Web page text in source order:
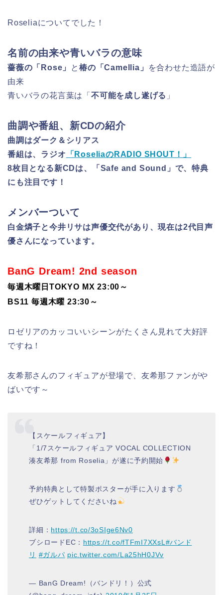
Roseliaについてでした！
名前の由来や青いバラの意味
薔薇の「Rose」 と椿の「Camellia」
を合わせた造語が
由来
青いバラの花言葉は「 不可能を成し遂げる 」
曲調や番組、新CDの紹介
曲調はダーク＆シリアス
番組は、ラジオ 「RoseliaのRADIO SHOUT！」
8枚目となる新CDは、「Safe and Sound」で、特典
にも注目です！
メンバーついて
白金燐子と今井リサは声優交代があり、現在は2代目声
優さんになっています。
BanG Dream! 2nd season
毎週木曜日TOKYO MX 23:00～
BS11 毎週木曜 23:30～
ロゼリアのカッコいいシーンがたくさん見れて大好評
ですね！
友希那さんのフィギュアが登場で、友希那ファンがや
ばいです～
【スケールフィギュア】
「1/7スケールフィギュア VOCAL COLLECTION
湊友希那 from Roselia」が遂に予約開始
予約特典として特製ポスターが手に入ります
ぜひゲットしてくださいね
詳細： https://t.co/3oSIge6Nv0
ブシロードEC： https://t.co/fTFmI7XXsL#バンド
リ #ガルパ pic.twitter.com/La25hH0JVv
— BanG Dream!（バンドリ！）公式